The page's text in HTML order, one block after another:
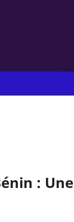
: Une